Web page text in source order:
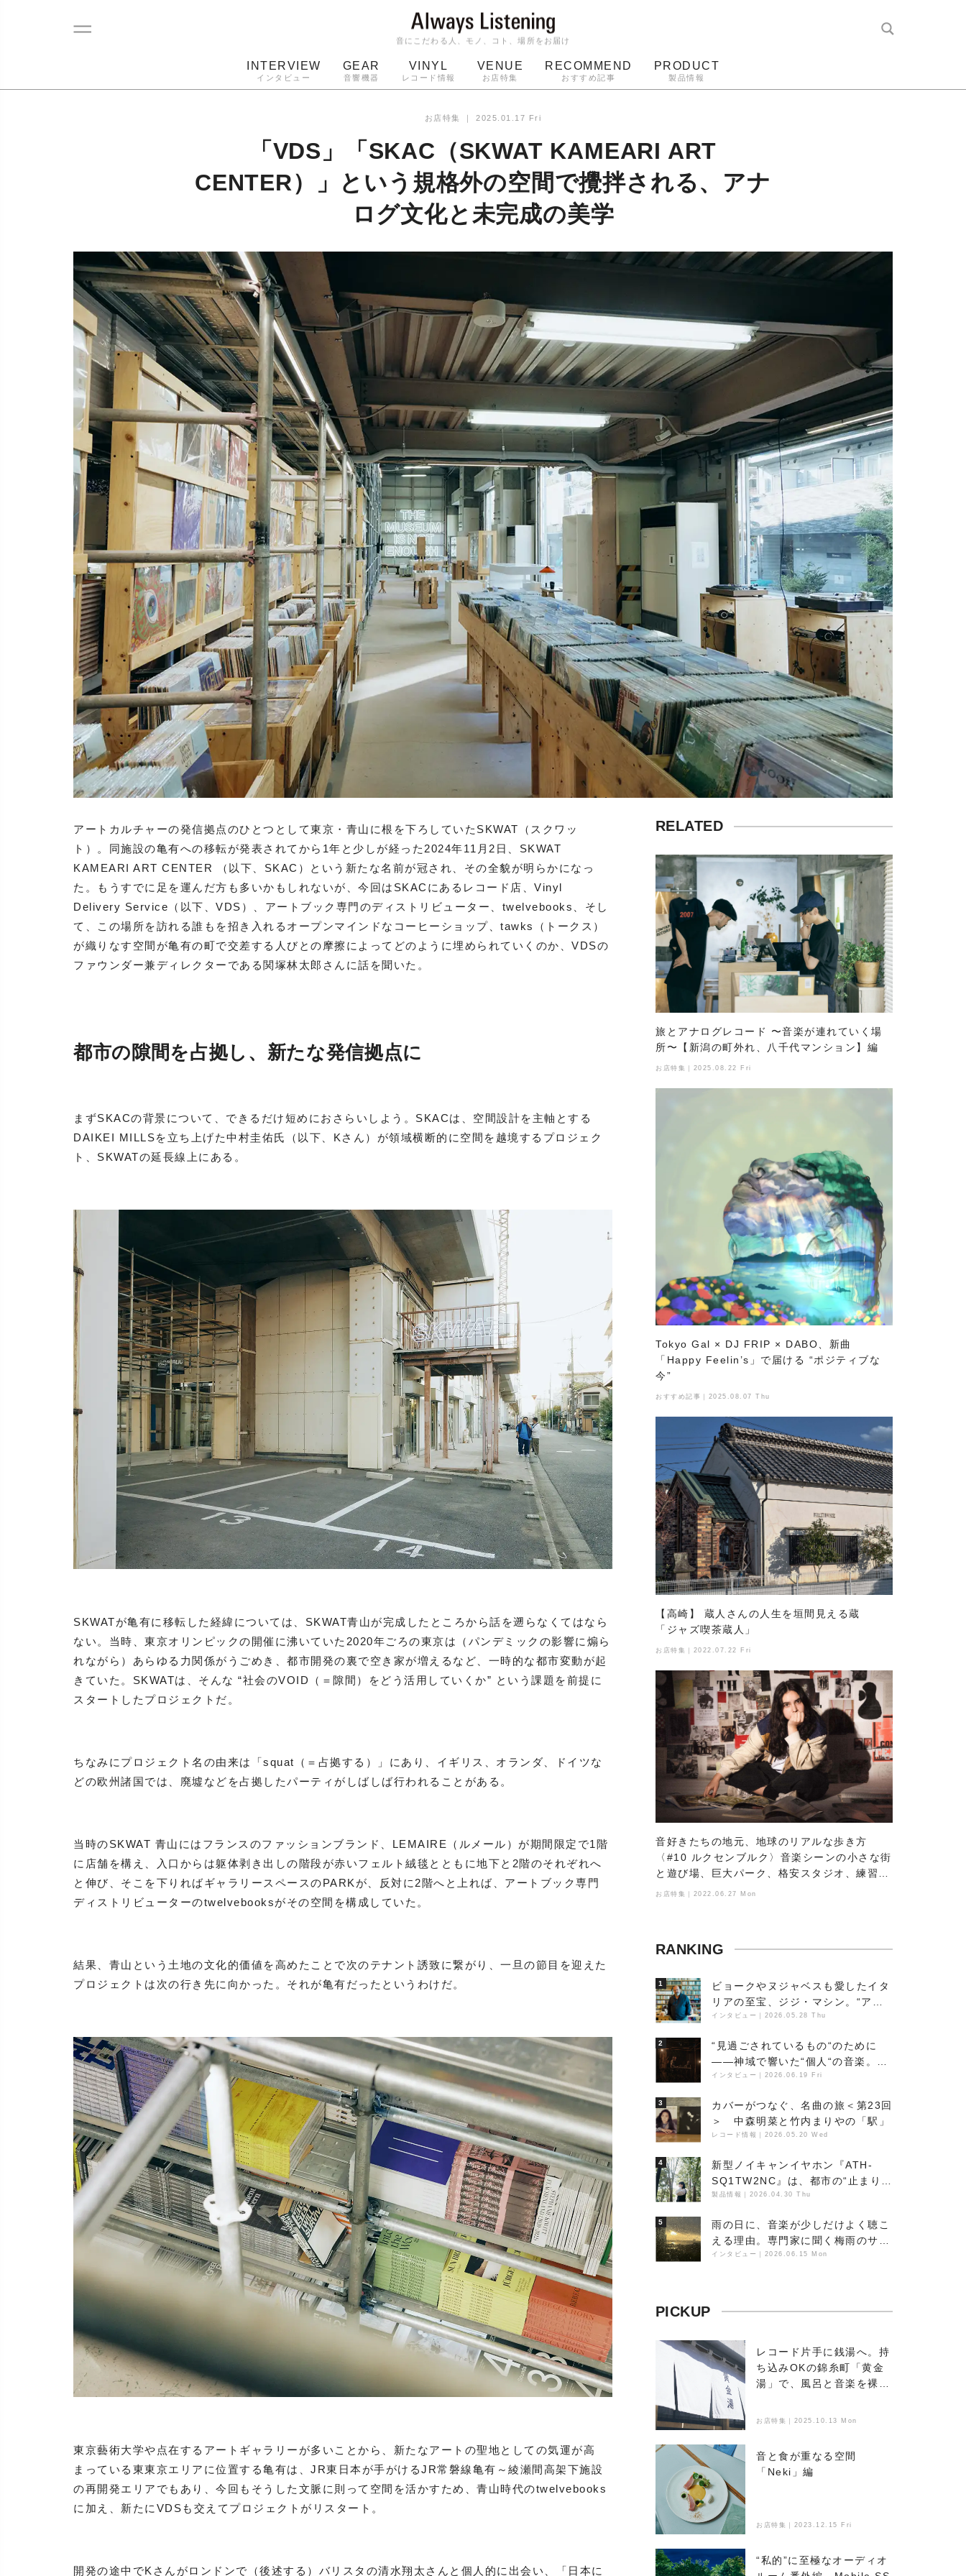
音にこだわる人、モノ、コト、場所をお届け
INTERVIEW
インタビュー
GEAR
音響機器
VINYL
レコード情報
VENUE
お店特集
RECOMMEND
おすすめ記事
PRODUCT
製品情報
ターンテーブル
お店特集 ｜2025.01.17 Fri
「VDS」「SKAC（SKWAT KAMEARI ART
CENTER）」という規格外の空間で攪拌される、アナ
ログ文化と未完成の美学
アートカルチャーの発信拠点のひとつとして東京・青山に根を下ろしていたSKWAT（スクワッ
ト）。同施設の亀有への移転が発表されてから1年と少しが経った2024年11月2日、SKWAT
KAMEARI ART CENTER （以下、SKAC）という新たな名前が冠され、その全貌が明らかになっ
た。もうすでに足を運んだ方も多いかもしれないが、今回はSKACにあるレコード店、Vinyl
Delivery Service（以下、VDS）、アートブック専門のディストリビューター、twelvebooks、そし
て、この場所を訪れる誰もを招き入れるオープンマインドなコーヒーショップ、tawks（トークス）
が織りなす空間が亀有の町で交差する人びとの摩擦によってどのように埋められていくのか、VDSの
ファウンダー兼ディレクターである関塚林太郎さんに話を聞いた。
都市の隙間を占拠し、新たな発信拠点に
まずSKACの背景について、できるだけ短めにおさらいしよう。SKACは、空間設計を主軸とする
DAIKEI MILLSを立ち上げた中村圭佑氏（以下、Kさん）が領域横断的に空間を越境するプロジェク
ト、SKWATの延長線上にある。
SKWATが亀有に移転した経緯については、SKWAT青山が完成したところから話を遡らなくてはなら
ない。当時、東京オリンピックの開催に沸いていた2020年ごろの東京は（パンデミックの影響に煽ら
れながら）あらゆる力関係がうごめき、都市開発の裏で空き家が増えるなど、一時的な都市変動が起
きていた。SKWATは、そんな “社会のVOID（＝隙間）をどう活用していくか” という課題を前提に
スタートしたプロジェクトだ。
ちなみにプロジェクト名の由来は「squat（＝占拠する）」にあり、イギリス、オランダ、ドイツな
どの欧州諸国では、廃墟などを占拠したパーティがしばしば行われることがある。
当時のSKWAT 青山にはフランスのファッションブランド、LEMAIRE（ルメール）が期間限定で1階
に店舗を構え、入口からは躯体剥き出しの階段が赤いフェルト絨毯とともに地下と2階のそれぞれへ
と伸び、そこを下りればギャラリースペースのPARKが、反対に2階へと上れば、アートブック専門
ディストリビューターのtwelvebooksがその空間を構成していた。
結果、青山という土地の文化的価値を高めたことで次のテナント誘致に繋がり、一旦の節目を迎えた
プロジェクトは次の行き先に向かった。それが亀有だったというわけだ。
東京藝術大学や点在するアートギャラリーが多いことから、新たなアートの聖地としての気運が高
まっている東東京エリアに位置する亀有は、JR東日本が手がけるJR常磐線亀有～綾瀬間高架下施設
の再開発エリアでもあり、今回もそうした文脈に則って空間を活かすため、青山時代のtwelvebooks
に加え、新たにVDSも交えてプロジェクトがリスタート。
開発の途中でKさんがロンドンで（後述する）バリスタの清水翔太さんと個人的に出会い、「日本に
RELATED
旅とアナログレコード 〜音楽が連れていく場
所〜【新潟の町外れ、八千代マンション】編
お店特集｜2025.08.22 Fri
Tokyo Gal × DJ FRIP × DABO、新曲
「Happy Feelin’s」で届ける “ポジティブな
今”
おすすめ記事｜2025.08.07 Thu
【高崎】 蔵人さんの人生を垣間見える蔵
「ジャズ喫茶蔵人」
お店特集｜2022.07.22 Fri
音好きたちの地元、地球のリアルな歩き方
〈#10 ルクセンブルク〉音楽シーンの小さな街
と遊び場、巨大パーク、格安スタジオ、練習後
のケバブ屋
お店特集｜2022.06.27 Mon
RANKING
1
ビョークやヌジャベスも愛したイタ
リアの至宝、ジジ・マシン。“アン
ビエントの巨匠”が明かす創作の原
景
インタビュー 2026.05.28 Thu
2
“見過ごされているもの“のために
――神域で響いた“個人“の音楽。冥
丁の『赤城 夜神楽』をレポート
インタビュー 2026.06.19 Fri
3
カバーがつなぐ、名曲の旅＜第23回
＞ 中森明菜と竹内まりやの「駅」
レコード情報 2026.05.20 Wed
4
新型ノイキャンイヤホン『ATH-
SQ1TW2NC』は、都市の“止まり
木”になり得るーシンガーソングラ
製品情報 2026.04.30 Thu
5
雨の日に、音楽が少しだけよく聴こ
える理由。専門家に聞く梅雨のサウ
ンドスケープ
インタビュー 2026.06.15 Mon
PICKUP
レコード片手に銭湯へ。持
ち込みOKの錦糸町「黄金
湯」で、風呂と音楽を裸で
お店特集｜2025.10.13 Mon
音と食が重なる空間
「Neki」編
お店特集｜2023.12.15 Fri
“私的”に至極なオーディオ